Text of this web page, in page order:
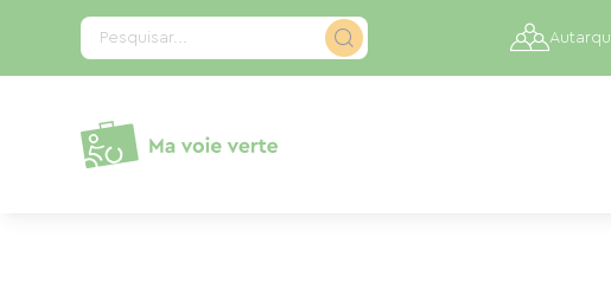
Pesquisar...
Painel de Gerenciamento de Cookies